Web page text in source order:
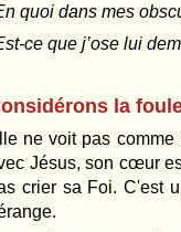
quoi dans mes
ce que j’ose lui
la
ne voit pas comme
Jésus, son cœur
crier sa Foi. C'est